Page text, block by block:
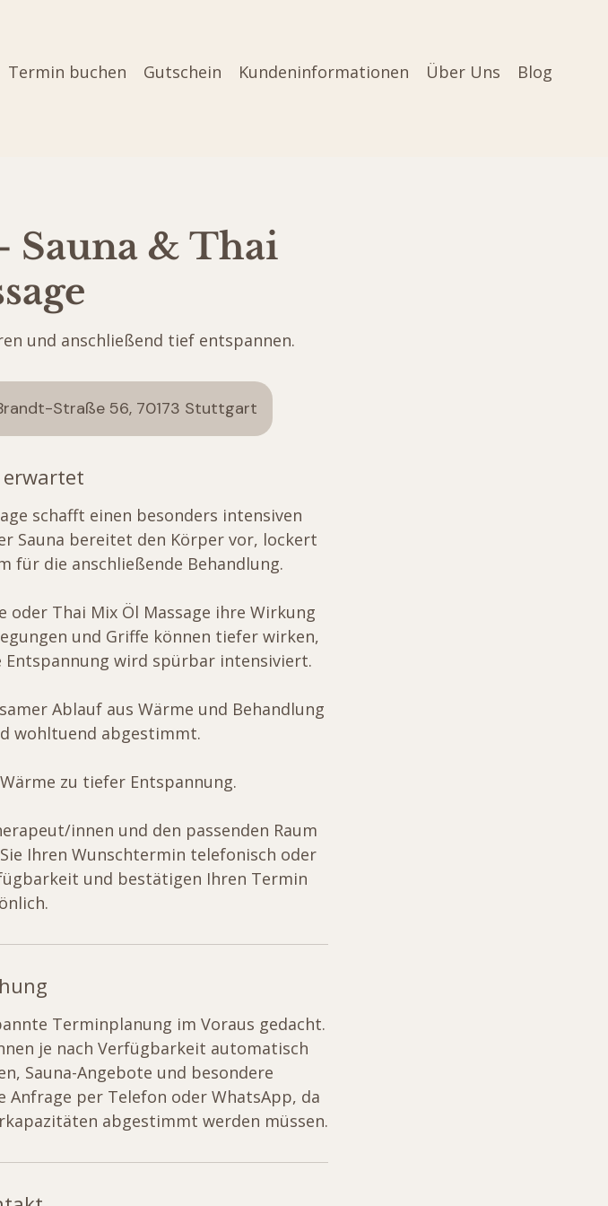
Termin buchen Gutschein Kundeninformationen Über Uns Blog
Sauna & Thai
und anschließend tief entspannen.
Straße 56, 70173 Stuttgart
erwartet
schafft einen besonders intensiven
Sauna bereitet den Körper vor, lockert
für die anschließende Behandlung.
oder Thai Mix Öl Massage ihre Wirkung
und Griffe können tiefer wirken,
Entspannung wird spürbar intensiviert.
Ablauf aus Wärme und Behandlung
wohltuend abgestimmt.
zu tiefer Entspannung.
innen und den passenden Raum
Ihren Wunschtermin telefonisch oder
und bestätigen Ihren Termin
Terminplanung im Voraus gedacht.
je nach Verfügbarkeit automatisch
Sauna-Angebote und besondere
per Telefon oder WhatsApp, da
abgestimmt werden müssen.